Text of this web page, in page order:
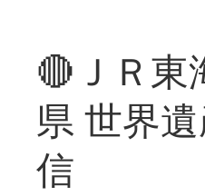
🔴ＪＲ東
県 世界
信